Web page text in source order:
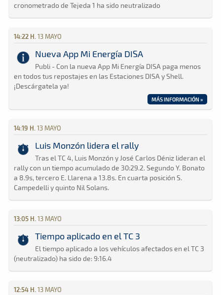
cronometrado de Tejeda 1 ha sido neutralizado
14:22 H. 13 MAYO
Nueva App Mi Energía DISA
Publi - Con la nueva App Mi Energía DISA paga menos
en todos tus repostajes en las Estaciones DISA y Shell.
¡Descárgatela ya!
MÁS INFORMACIÓN »
14:19 H. 13 MAYO
Luis Monzón lidera el rally
Tras el TC 4, Luis Monzón y José Carlos Déniz lideran el
rally con un tiempo acumulado de 30:29.2. Segundo Y. Bonato
a 8.9s, tercero E. Llarena a 13.8s. En cuarta posición S.
Campedelli y quinto Nil Solans.
13:05 H. 13 MAYO
Tiempo aplicado en el TC 3
El tiempo aplicado a los vehículos afectados en el TC 3
(neutralizado) ha sido de: 9:16.4
12:54 H. 13 MAYO